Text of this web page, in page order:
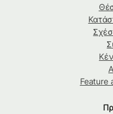
Feature